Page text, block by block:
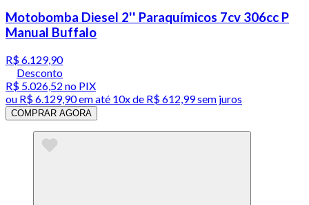
Motobomba Diesel 2'' Paraquímicos 7cv 306cc P
Manual Buffalo
R$ 6.129,90
Desconto
R$ 5.026,52 no PIX
ou R$ 6.129,90em até 10x de R$ 612,99 sem juros
COMPRAR AGORA